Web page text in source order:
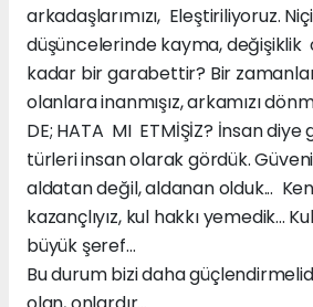
arkadaşlarımızı, Eleştiriliyoruz.
düşüncelerinde kayma, değişiklik
kadar bir garabettir? Bir
olanlara inanmışız, arkamızı
DE; HATA MI ETMİŞİZ? İnsan diye
türleri insan olarak gördük.
aldatan değil, aldanan olduk...
kazançlıyız, kul hakkı yemedik...
büyük şeref...
Bu durum bizi daha